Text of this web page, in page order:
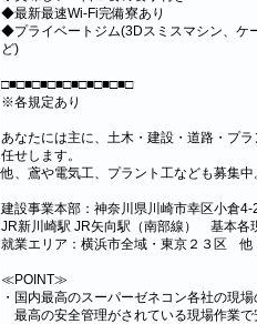
◆最新最速Wi-Fi完備寮あり
◆プライベートジム(3Dスミスマシン、ケ
ど)
□■□■□■□■□■□■□■□■□
※各規定あり
あなたには主に、土木・建設・道路・プ
任せします。
他、鳶や電気工、プラント工なども募集中
建設事業本部：神奈川県川崎市幸区小倉4-
JR新川崎駅 JR矢向駅（南部線） 基本各
就業エリア：横浜市全域・東京２３区 他
≪POINT≫
・国内最高のスーパーゼネコン各社の現場
最高の安全管理がされている現場作業で